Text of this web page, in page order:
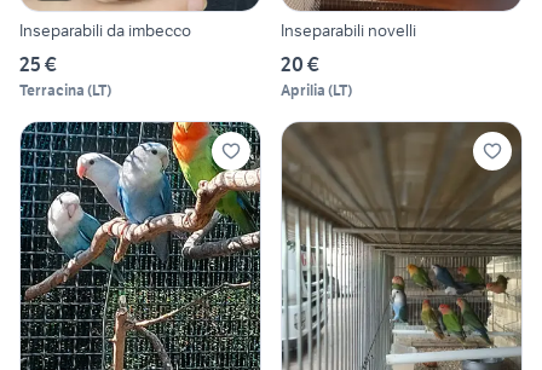
Inseparabili da imbecco
25 €
Terracina (LT)
Inseparabili novelli
20 €
Aprilia (LT)